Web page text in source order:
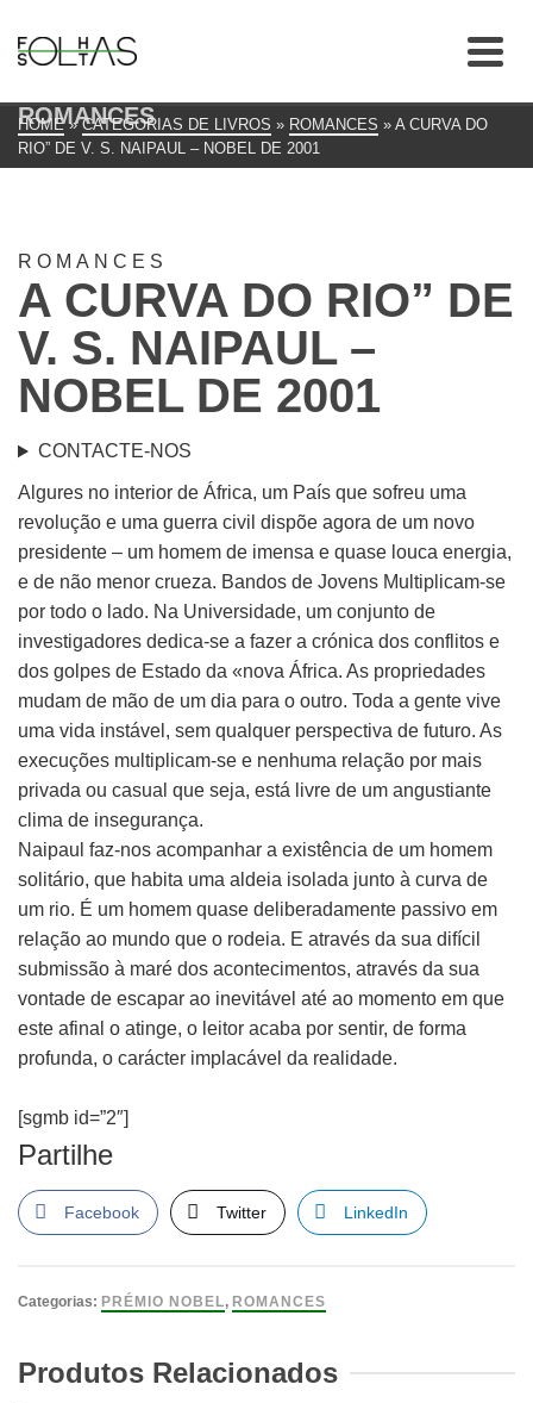
ROMANCES
HOME » CATEGORIAS DE LIVROS » ROMANCES » A CURVA DO
RIO” DE V. S. NAIPAUL – NOBEL DE 2001
ROMANCES
A CURVA DO RIO” DE
V. S. NAIPAUL –
NOBEL DE 2001
CONTACTE-NOS
Algures no interior de África, um País que sofreu uma
revolução e uma guerra civil dispõe agora de um novo
presidente – um homem de imensa e quase louca energia,
e de não menor crueza. Bandos de Jovens Multiplicam-se
por todo o lado. Na Universidade, um conjunto de
investigadores dedica-se a fazer a crónica dos conflitos e
dos golpes de Estado da «nova África. As propriedades
mudam de mão de um dia para o outro. Toda a gente vive
uma vida instável, sem qualquer perspectiva de futuro. As
execuções multiplicam-se e nenhuma relação por mais
privada ou casual que seja, está livre de um angustiante
clima de insegurança.
Naipaul faz-nos acompanhar a existência de um homem
solitário, que habita uma aldeia isolada junto à curva de
um rio. É um homem quase deliberadamente passivo em
relação ao mundo que o rodeia. E através da sua difícil
submissão à maré dos acontecimentos, através da sua
vontade de escapar ao inevitável até ao momento em que
este afinal o atinge, o leitor acaba por sentir, de forma
profunda, o carácter implacável da realidade.
[sgmb id=”2″]
Partilhe
Facebook Twitter LinkedIn
Categorias: PRÉMIO NOBEL, ROMANCES
Produtos Relacionados